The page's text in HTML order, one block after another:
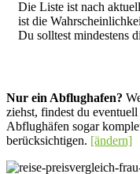
Die Liste ist nach
ist die
Du solltest mindestens
Nur ein Abflughafen?
ziehst, findest du
Abflughäfen sogar
berücksichtigen. [ändern]